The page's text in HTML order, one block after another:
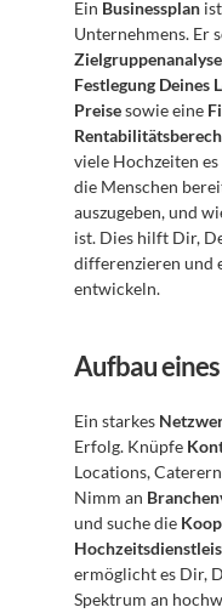
Ein Businessplan
Festlegung Deines
Preise sowie eine
viele Hochzeiten
die Menschen
auszugeben, und
ist. Dies hilft Dir,
differenzieren und
entwickeln.
Aufbau
Ein starkes
Erfolg. Knüpfe
Locations,
Nimm an
und suche die
ermöglicht es Dir,
Spektrum an